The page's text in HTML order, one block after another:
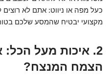
כעל מפה או ניווט: אתם לא רוצים
מקצועי יבטיח שהמסע שלכם
2. איכות מעל
הצמח המנצח?